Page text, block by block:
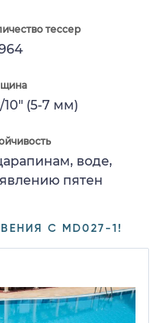
тессер
10" (5-7 мм)
воде,
пятен
С MD027-1!